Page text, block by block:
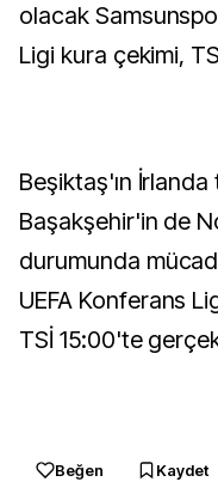
olacak
Ligi kura çekimi,
Beşiktaş'ın
Başakşehir'in de
durumunda
UEFA Konferans
TSİ 15:00'te
Beğen Kaydet